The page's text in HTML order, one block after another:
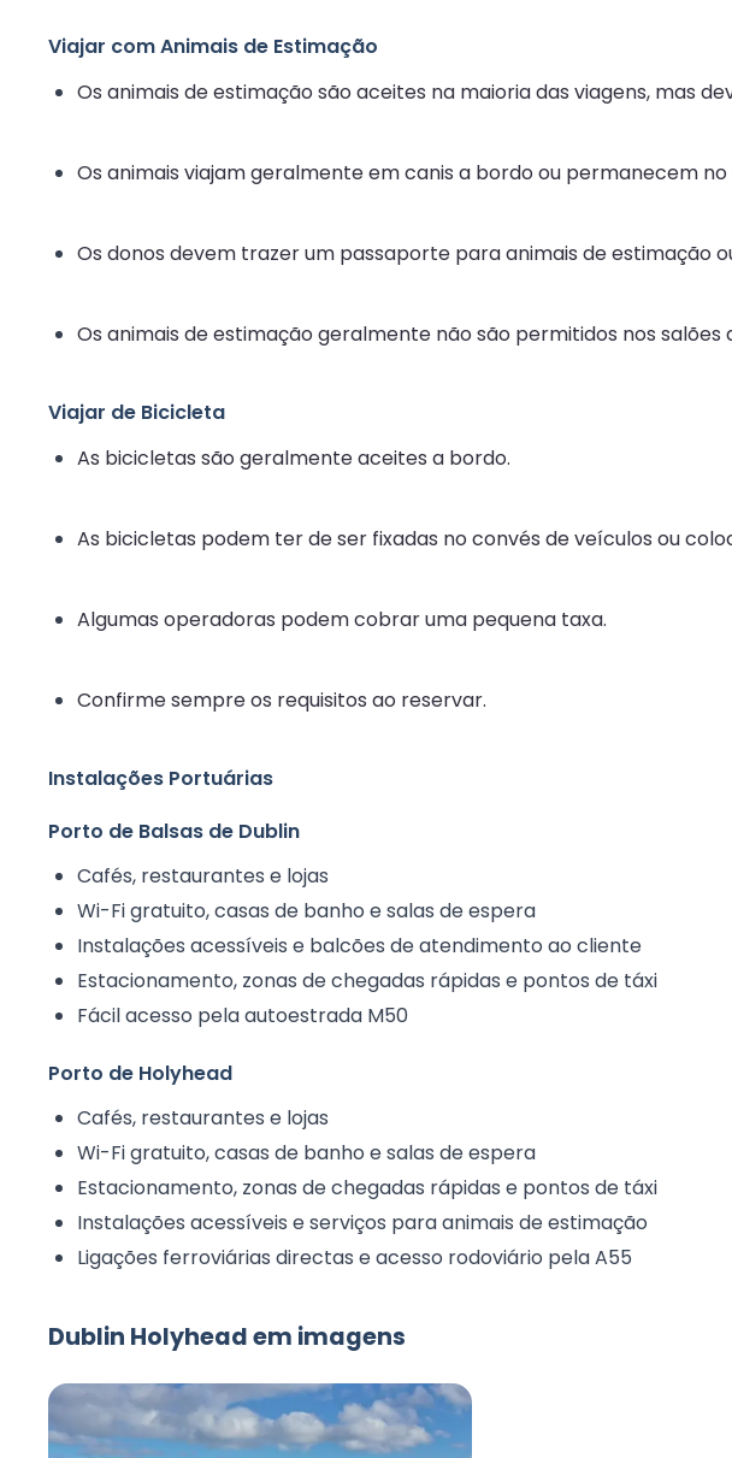
Viajar com Animais de Estimação
Os animais de estimação são aceites na maioria das viagens, mas
Os animais viajam geralmente em canis a bordo ou permanecem no
Os donos devem trazer um passaporte para animais de estimação
Os animais de estimação geralmente não são permitidos nos salões
Viajar de Bicicleta
As bicicletas são geralmente aceites a bordo.
As bicicletas podem ter de ser fixadas no convés de veículos ou
Algumas operadoras podem cobrar uma pequena taxa.
Confirme sempre os requisitos ao reservar.
Instalações Portuárias
Porto de Balsas de Dublin
Cafés, restaurantes e lojas
Wi-Fi gratuito, casas de banho e salas de espera
Instalações acessíveis e balcões de atendimento ao cliente
Estacionamento, zonas de chegadas rápidas e pontos de táxi
Fácil acesso pela autoestrada M50
Porto de Holyhead
Cafés, restaurantes e lojas
Wi-Fi gratuito, casas de banho e salas de espera
Estacionamento, zonas de chegadas rápidas e pontos de táxi
Instalações acessíveis e serviços para animais de estimação
Ligações ferroviárias directas e acesso rodoviário pela A55
Dublin Holyhead em imagens